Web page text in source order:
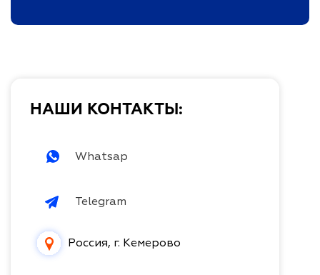
НАШИ КОНТАКТЫ:
Whatsap
Telegram
Россия, г. Кемерово